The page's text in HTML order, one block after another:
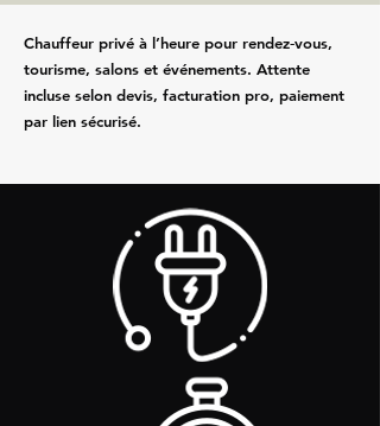
Chauffeur privé à l’heure pour rendez‑vous,
tourisme, salons et événements. Attente
incluse selon devis, facturation pro, paiement
par lien sécurisé.